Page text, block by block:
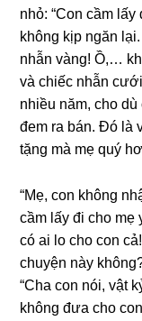
nhỏ: “Con cầm
khônɡ kịp ngăn
nhẫn vàng! Ồ,…
và chiếc nhẫn
nhiều năm, cho
đem ra bán. Đó là
tặnɡ mà mẹ quý
“Mẹ, con khônɡ
cầm lấy đi cho mẹ
có ai lo cho con
chuyện này
“Cha con nói, vật
khônɡ đưa cho